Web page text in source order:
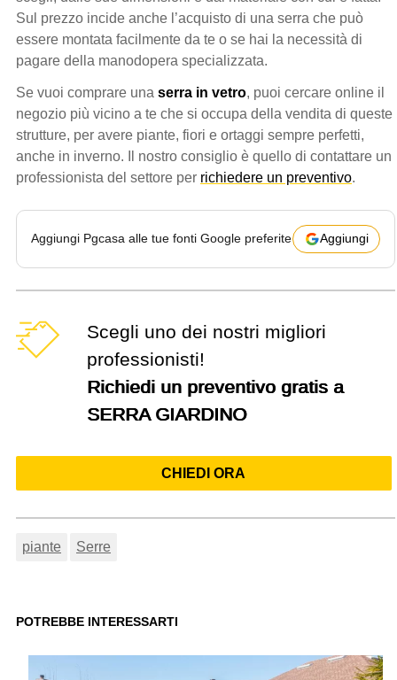
Sul prezzo incide anche l’acquisto di una serra che può
essere montata facilmente da te o se hai la necessità di
pagare della manodopera specializzata.
Se vuoi comprare una serra in vetro, puoi cercare online il
negozio più vicino a te che si occupa della vendita di queste
strutture, per avere piante, fiori e ortaggi sempre perfetti,
anche in inverno. Il nostro consiglio è quello di contattare un
professionista del settore per richiedere un preventivo.
Aggiungi Pgcasa alle tue fonti Google preferite Aggiungi
Scegli uno dei nostri migliori
professionisti!
Richiedi un preventivo gratis a
SERRA GIARDINO
CHIEDI ORA
piante Serre
POTREBBE INTERESSARTI